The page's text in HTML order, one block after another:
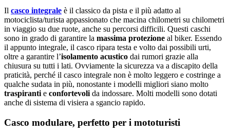
Il casco integrale è il classico da pista e il più adatto al
motociclista/turista appassionato che macina chilometri su chilometri
in viaggio su due ruote, anche su percorsi difficili. Questi caschi
sono in grado di garantire la massima protezione al biker. Essendo
il appunto integrale, il casco ripara testa e volto dai possibili urti,
oltre a garantire l’isolamento acustico dai rumori grazie alla
chiusura su tutti i lati. Ovviamente la sicurezza va a discapito della
praticità, perché il casco integrale non è molto leggero e costringe a
qualche sudata in più, nonostante i modelli migliori siano molto
traspiranti e confortevoli da indossare. Molti modelli sono dotati
anche di sistema di visiera a sgancio rapido.
Casco modulare, perfetto per i mototuristi